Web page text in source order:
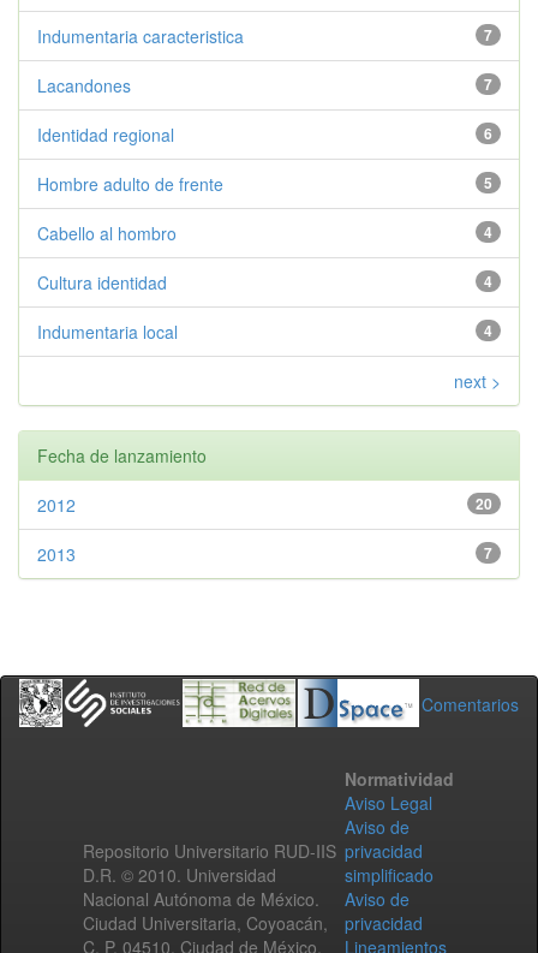
7
Indumentaria caracteristica
7
Lacandones
6
Identidad regional
5
Hombre adulto de frente
4
Cabello al hombro
4
Cultura identidad
4
Indumentaria local
next >
Fecha de lanzamiento
20
2012
7
2013
Comentarios
Repositorio Universitario RUD-IIS
D.R. © 2010. Universidad
Nacional Autónoma de México.
Ciudad Universitaria, Coyoacán,
C. P. 04510, Ciudad de México,
Normatividad
Aviso Legal
Aviso de
privacidad
simplificado
Aviso de
privacidad
Lineamientos